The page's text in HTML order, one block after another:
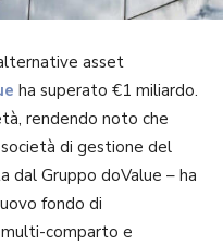
asset
ha superato €1 miliardo.
rendendo noto che
di gestione del
dal Gruppo doValue – ha
fondo di
comparto e